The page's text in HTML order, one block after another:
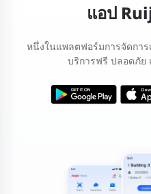
แอป
หนึ่งในแพลตฟอร์มการจัดกา
บริการฟรี ปลอดภัย